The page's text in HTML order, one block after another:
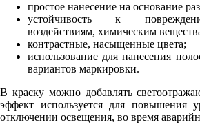
простое нанесение на основание
устойчивость к
воздействиям, химическим
контрастные, насыщенные цвета;
использование для нанесения
вариантов маркировки.
В краску можно добавлять
эффект используется для повышения
отключении освещения, во время